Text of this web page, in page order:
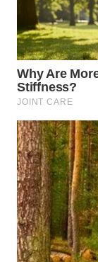
TAPANULI
TENGAH
WN DELI
SERDANG
TEBING
TINGGI
WN
PAKPAK
WN
KARAWANG